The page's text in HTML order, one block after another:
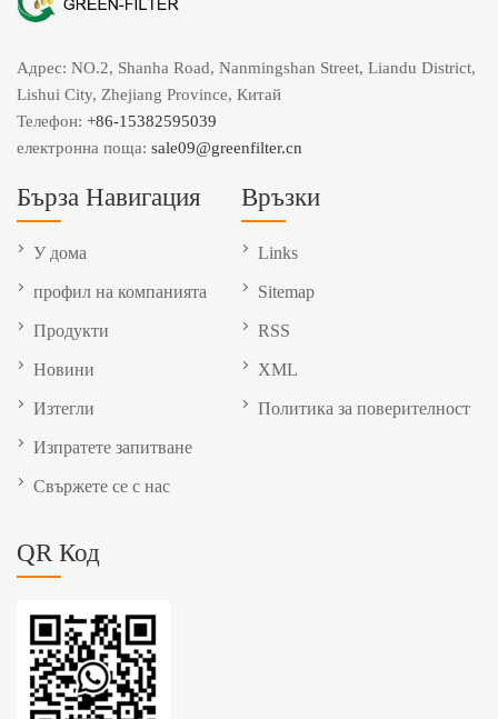
Адрес: NO.2, Shanha Road, Nanmingshan Street, Liandu District,
Lishui City, Zhejiang Province, Китай
Телефон: +86-15382595039
електронна поща: sale09@greenfilter.cn
Бърза Навигация
У дома
профил на компанията
Продукти
Новини
Изтегли
Изпратете запитване
Свържете се с нас
Връзки
Links
Sitemap
RSS
XML
Политика за поверителност
QR Код